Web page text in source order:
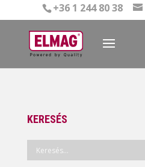
+36 1 244 80 38
KERESÉS